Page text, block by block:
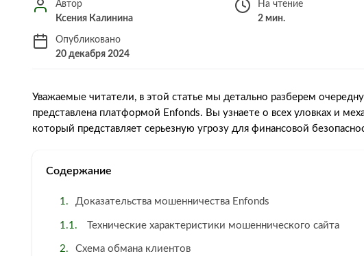
Автор
Ксения Калинина
На чтение
2 мин.
Опубликовано
20 декабря 2024
Уважаемые читатели, в этой статье мы детально разберем
представлена платформой Enfonds. Вы узнаете о всех уловках и
который представляет серьезную угрозу для финансовой
Содержание
Доказательства мошенничества Enfonds
Технические характеристики мошеннического сайта
Схема обмана клиентов